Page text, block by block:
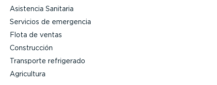
Asistencia Sanitaria
Servicios de emergencia
Flota de ventas
Construcción
Transporte refrigerado
Agricultura